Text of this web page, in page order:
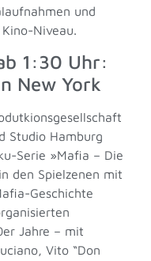
und
Niveau.
1:30 Uhr:
New York
Studio Hamburg
Serie »Mafia – Die
den Spielzenen mit
Geschichte
Jahre – mit
Vito “Don